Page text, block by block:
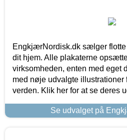
EngkjærNordisk.dk sælger flotte
dit hjem. Alle plakaterne
virksomheden, enten med eget
med nøje udvalgte illustrationer
verden. Klik her for at se deres
Se udvalget på